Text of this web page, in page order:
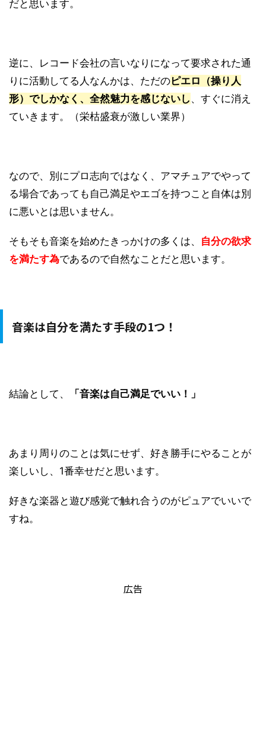
だと思います。
逆に、レコード会社の言いなりになって要求された通
りに活動してる人なんかは、ただのピエロ（操り人
形）でしかなく、全然魅力を感じないし 、すぐに消え
ていきます。（栄枯盛衰が激しい業界）
なので、別にプロ志向ではなく、アマチュアでやって
る場合であっても自己満足やエゴを持つこと自体は別
に悪いとは思いません。
そもそも音楽を始めたきっかけの多くは、 自分の欲求
を満たす為であるので自然なことだと思います。
音楽は自分を満たす手段の1つ！
結論として、 「音楽は自己満足でいい！」
あまり周りのことは気にせず、好き勝手にやることが
楽しいし、1番幸せだと思います。
好きな楽器と遊び感覚で触れ合うのがピュアでいいで
すね。
広告